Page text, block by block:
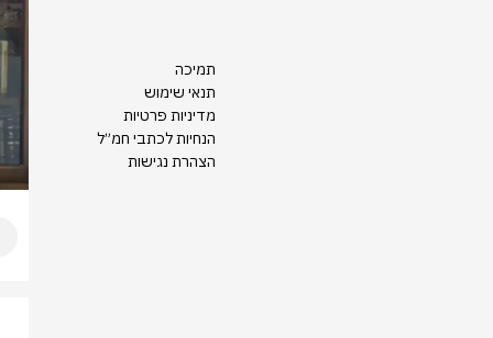
תמיכה
תנאי שימוש
מדיניות פרטיות
הנחיות לכתבי חמ״ל
הצהרת נגישות